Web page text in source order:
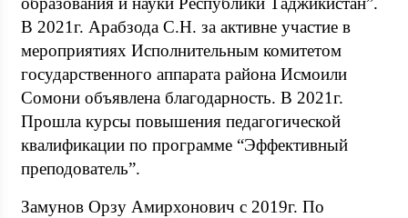
В 2021г. Арабзода С.Н. за активне участие в
мероприятиях Исполнительным комитетом
государственного аппарата района Исмоили
Сомони объявлена благодарность. В 2021г.
Прошла курсы повышения педагогической
квалификации по программе “Эффективный
преподователь”.
Замунов Орзу Амирхонович с 2019г. По